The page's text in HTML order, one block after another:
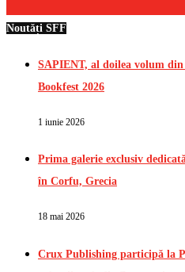
Noutăți SFF
SAPIENT, al doilea volum din
Bookfest 2026
1 iunie 2026
Prima galerie exclusiv
în Corfu, Grecia
18 mai 2026
Crux Publishing participă la